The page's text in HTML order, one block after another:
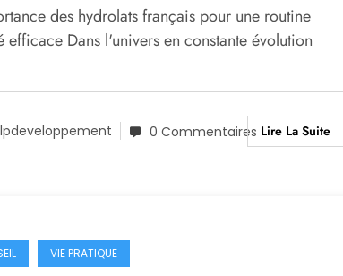
des hydrolats français pour une routine
efficace Dans l'univers en constante évolution
0 Commentaires Lire La Suite
VIE PRATIQUE